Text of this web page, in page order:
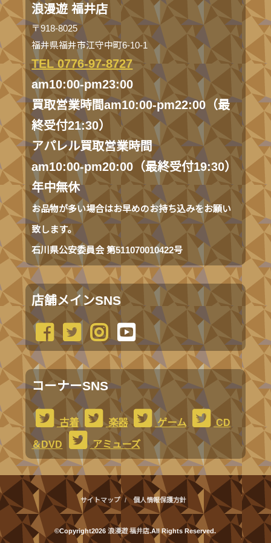
浪漫遊 福井店
〒918-8025
福井県福井市江守中町6-10-1
TEL 0776-97-8727
am10:00-pm23:00
買取営業時間am10:00-pm22:00（最
終受付21:30）
アパレル買取営業時間
am10:00-pm20:00（最終受付19:30）
年中無休
お品物が多い場合はお早めのお持ち込みをお願い
致します。
石川県公安委員会 第511070010422号
店舗メインSNS
コーナーSNS
古着 楽器 ゲーム
CD
＆DVD
アミューズ
サイトマップ 個人情報保護方針
©Copyright2026浪漫遊 福井店.All Rights Reserved.